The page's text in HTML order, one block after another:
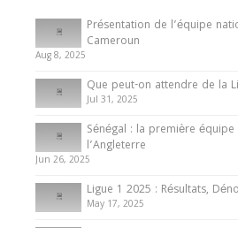
Tout ce que vous devez
d’Afrique des Nations
10 May 2024
Internationales
Présentation de l’équipe
du Cameroun
8 August 2025
Présentation de l’équipe
Cameroun
Aug 8, 2025
Que peut-on attendre de la
Jul 31, 2025
Sénégal : la première
l’Angleterre
Jun 26, 2025
Ligue 1 2025 : Résultats,
May 17, 2025